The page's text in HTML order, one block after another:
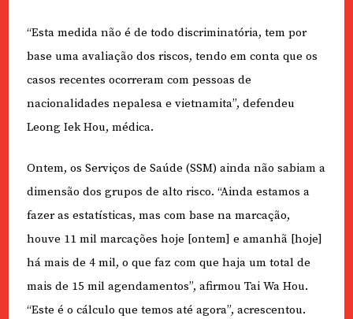
“Esta medida não é de todo discriminatória, tem por
base uma avaliação dos riscos, tendo em conta que os
casos recentes ocorreram com pessoas de
nacionalidades nepalesa e vietnamita”, defendeu
Leong Iek Hou, médica.
Ontem, os Serviços de Saúde (SSM) ainda não sabiam a
dimensão dos grupos de alto risco. “Ainda estamos a
fazer as estatísticas, mas com base na marcação,
houve 11 mil marcações hoje [ontem] e amanhã [hoje]
há mais de 4 mil, o que faz com que haja um total de
mais de 15 mil agendamentos”, afirmou Tai Wa Hou.
“Este é o cálculo que temos até agora”, acrescentou.